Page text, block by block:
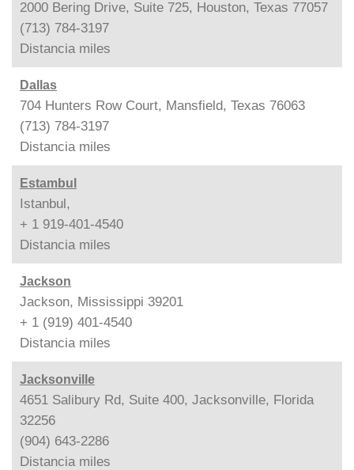
2000 Bering Drive, Suite 725, Houston, Texas 77057
(713) 784-3197
Distancia miles
Dallas
704 Hunters Row Court, Mansfield, Texas 76063
(713) 784-3197
Distancia miles
Estambul
Istanbul,
+ 1 919-401-4540
Distancia miles
Jackson
Jackson, Mississippi 39201
+ 1 (919) 401-4540
Distancia miles
Jacksonville
4651 Salibury Rd, Suite 400, Jacksonville, Florida
32256
(904) 643-2286
Distancia miles